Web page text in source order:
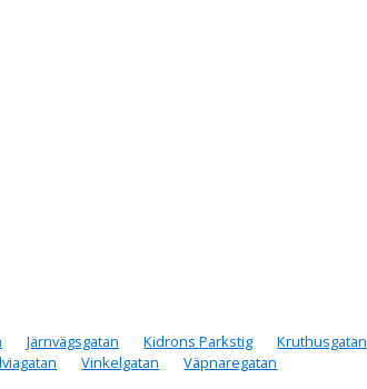
Järnvägsgatan Kidrons Parkstig Kruthusgatan
Vinkelgatan Väpnaregatan